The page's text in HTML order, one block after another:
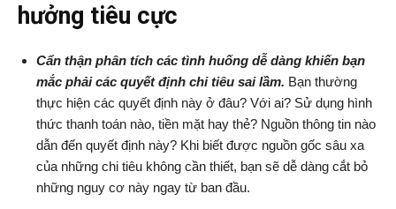
hưởng tiêu cực
Cẩn thận phân tích các tình huống dễ dàng khiến bạn
mắc phải các quyết định chi tiêu sai lầm. Bạn thường
thực hiện các quyết định này ở đâu? Với ai? Sử dụng hình
thức thanh toán nào, tiền mặt hay thẻ? Nguồn thông tin nào
dẫn đến quyết định này? Khi biết được nguồn gốc sâu xa
của những chi tiêu không cần thiết, bạn sẽ dễ dàng cắt bỏ
những nguy cơ này ngay từ ban đầu.